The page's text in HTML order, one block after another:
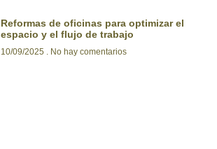
Reformas de oficinas para optimizar el
espacio y el flujo de trabajo
10/09/2025 No hay comentarios